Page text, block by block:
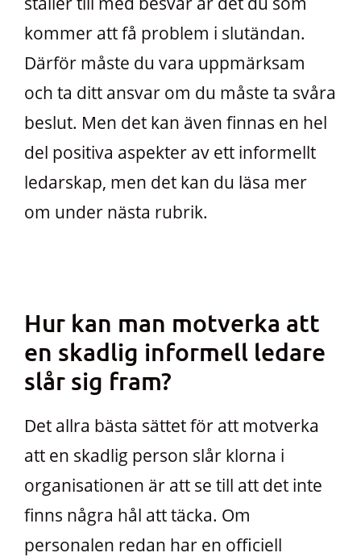
kommer att få problem i slutändan.
Därför måste du vara uppmärksam
och ta ditt ansvar om du måste ta svåra
beslut. Men det kan även finnas en hel
del positiva aspekter av ett informellt
ledarskap, men det kan du läsa mer
om under nästa rubrik.
Hur kan man motverka att
en skadlig informell ledare
slår sig fram?
Det allra bästa sättet för att motverka
att en skadlig person slår klorna i
organisationen är att se till att det inte
finns några hål att täcka. Om
personalen redan har en officiell